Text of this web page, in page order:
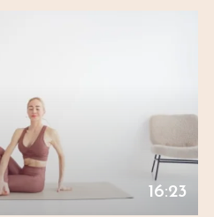
16:23